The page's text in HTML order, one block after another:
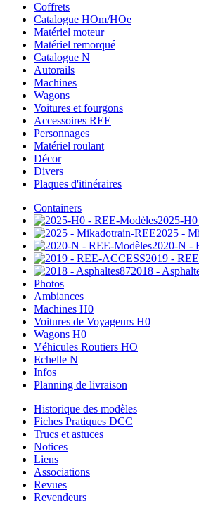
Coffrets
Catalogue HOm/HOe
Matériel moteur
Matériel remorqué
Catalogue N
Autorails
Machines
Wagons
Voitures et fourgons
Accessoires REE
Personnages
Matériel roulant
Décor
Divers
Plaques d'itinéraires
Containers
2025-
2025 -
2020-N -
2019 -
2018 -
Photos
Ambiances
Machines H0
Voitures de Voyageurs H0
Wagons H0
Véhicules Routiers HO
Echelle N
Infos
Planning de livraison
Historique des modèles
Fiches Pratiques DCC
Trucs et astuces
Notices
Liens
Associations
Revues
Revendeurs